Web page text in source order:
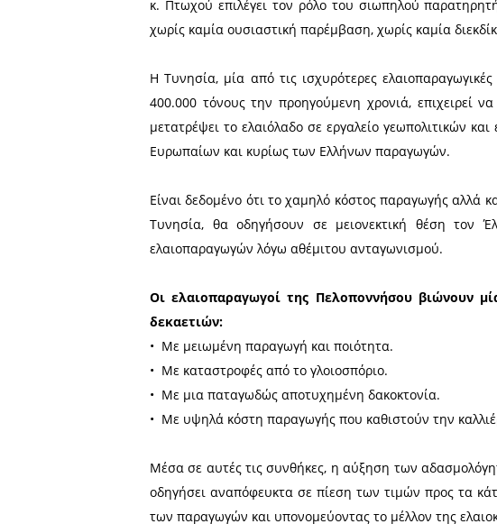
Αίτημα της παράταξης
συζήτηση στην αμέσως
Συμβουλίου
Η πιθανή συμφωνία μεταξύ της
αδασμολόγητων εξαγωγών
απειλή για τον πρωτογενή τομέα της
Την ώρα που λαμβάνονται κρίσιμες
κ. Πτωχού επιλέγει τον ρόλο του
χωρίς καμία ουσιαστική παρέμβαση,
Η Τυνησία, μία από τις ισχυρότερες
400.000 τόνους την προηγούμενη
μετατρέψει το ελαιόλαδο σε
Ευρωπαίων και κυρίως των Ελλήνων